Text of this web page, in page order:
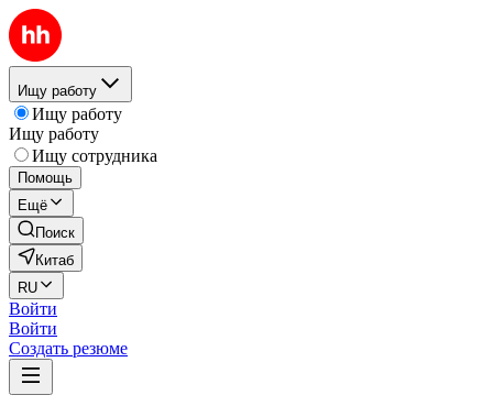
Ищу работу
Ищу работу
Ищу работу
Ищу сотрудника
Помощь
Ещё
Поиск
Китаб
RU
Войти
Войти
Создать резюме